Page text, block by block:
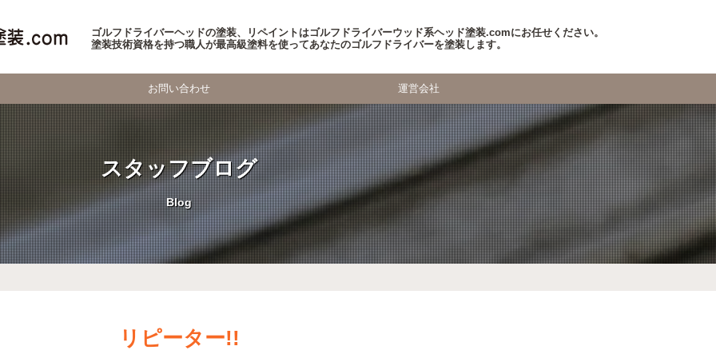
ゴルフドライバーヘッドの塗装、リペイントはゴルフドライバーウッド系ヘッド塗装.comにお任せください。
塗装技術資格を持つ職人が最高級塗料を使ってあなたのゴルフドライバーを塗装します。
お問い合わせ 運営会社
スタッフブログ
Blog
リピーター!!